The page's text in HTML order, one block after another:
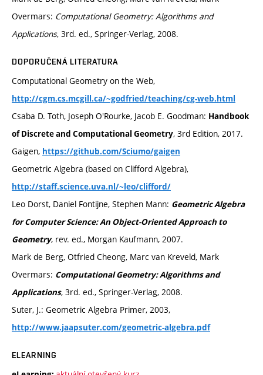
Overmars: Computational Geometry: Algorithms and
Applications, 3rd. ed., Springer-Verlag, 2008.
DOPORUČENÁ LITERATURA
Computational Geometry on the Web,
http://cgm.cs.mcgill.ca/~godfried/teaching/cg-web.html
Csaba D. Toth, Joseph O'Rourke, Jacob E. Goodman: Handbook
of Discrete and Computational Geometry, 3rd Edition, 2017.
Gaigen, https://github.com/Sciumo/gaigen
Geometric Algebra (based on Clifford Algebra),
http://staff.science.uva.nl/~leo/clifford/
Leo Dorst, Daniel Fontijne, Stephen Mann: Geometric Algebra
for Computer Science: An Object-Oriented Approach to
Geometry, rev. ed., Morgan Kaufmann, 2007.
Mark de Berg, Otfried Cheong, Marc van Kreveld, Mark
Overmars: Computational Geometry: Algorithms and
Applications, 3rd. ed., Springer-Verlag, 2008.
Suter, J.: Geometric Algebra Primer, 2003,
http://www.jaapsuter.com/geometric-algebra.pdf
ELEARNING